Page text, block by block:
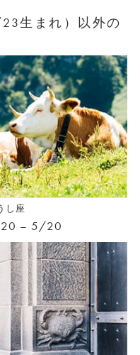
生まれ）以外の
し座
– 5/20